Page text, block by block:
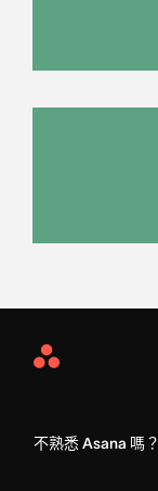
Asana
不熟悉 Asana 嗎？